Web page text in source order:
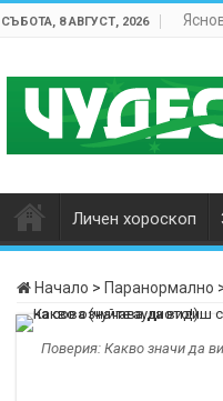
СЪБОТА, 8 АВГУСТ, 2026
Личен хороскоп
Начало > Паранормално
Поверия: Какво значи да